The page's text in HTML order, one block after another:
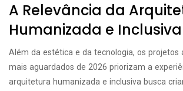
A Relevância da
Humanizada e Inclusiva
Além da estética e da tecnologia, os projetos
mais aguardados de 2026 priorizam a
arquitetura humanizada e inclusiva busca